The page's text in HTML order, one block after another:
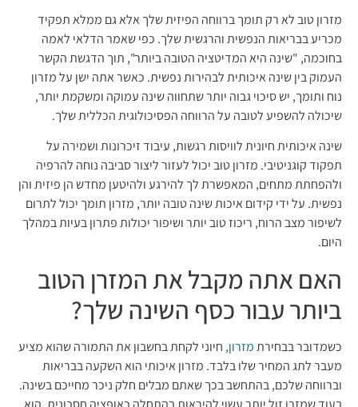
מזרון טוב לא רק תומך ברווחה הפיזית שלך אלא גם ממלא תפקיד
מכריע בבריאות הנפשית והרגשית שלך. כפי שאמר הדלאי לאמה
בחוכמה, "שינה היא המדיטציה הטובה ביותר", תוך הדגשת הקשר
העמוק בין שינה איכותית לבהירות נפשית. כאשר אתה ישן על מזרון
נוח ותומך, יש סיכוי גבוה יותר שתחווה שינה עמוקה ומשקמת יותר,
שיכולה להשפיע לטובה על הרווחה הפסיכולוגית הכללית שלך.
שינה איכותית חיונית לוויסות רגשות, עיבוד זיכרונות ושמירה על
תפקוד קוגניטיבי. מזרון טוב יכול לעזור ליצור סביבה נוחה להרפיה
ולהפחתת מתחים, המאפשרת לך להירגע ולהיטען מחדש הן פיזית והן
נפשית. על ידי קידום איכות שינה טובה יותר, מזרון תומך יכול לתרום
לשיפור מצב הרוח, ריכוז טוב יותר ושיפור יכולות פתרון בעיות במהלך
היום.
האם אתה מקבל את המזרן הטוב
ביותר עבור כסף השינה שלך?
כשמדובר בבחירתמזרון, חיוני לקחת בחשבון את התמורה שהוא מציע
מעבר לתג המחיר שלו בלבד. מזרון איכותי הוא השקעה בבריאות
וברווחה שלכם, בהתחשב בכך שאתם מבלים חלק ניכר מחייכם בשינה.